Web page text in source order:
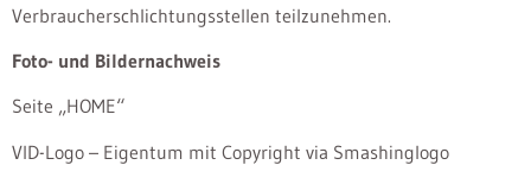
Verbraucherschlichtungsstellen teilzunehmen.
Foto- und Bildernachweis
Seite „HOME“
VID-Logo – Eigentum mit Copyright via Smashinglogo